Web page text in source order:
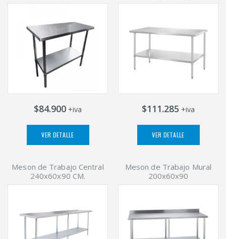
$84.900 +iva
VER DETALLE
$111.285 +iva
VER DETALLE
Meson de Trabajo Central
240x60x90 CM.
Meson de Trabajo Mural
200x60x90